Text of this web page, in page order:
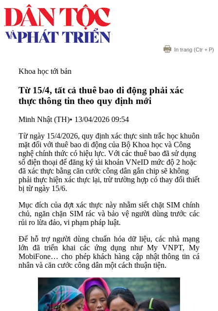
In trang (Ctr + P)
Khoa học tới bản
Từ 15/4, tất cả thuê bao di động phải xác
thực thông tin theo quy định mới
Minh Nhật (TH)• 13/04/2026 09:54
Từ ngày 15/4/2026, quy định xác thực sinh trắc học khuôn
mặt đối với thuê bao di động của Bộ Khoa học và Công
nghệ chính thức có hiệu lực. Với các thuê bao đã sử dụng
số điện thoại để đăng ký tài khoản VNeID mức độ 2 hoặc
đã xác thực bằng căn cước công dân gắn chip sẽ không
phải thực hiện xác thực lại, trừ trường hợp có thay đổi thiết
bị từ ngày 15/6.
Mục đích của đợt xác thực này nhằm siết chặt SIM chính
chủ, ngăn chặn SIM rác và bảo vệ người dùng trước các
rủi ro lừa đảo, vi phạm pháp luật.
Để hỗ trợ người dùng chuẩn hóa dữ liệu, các nhà mạng
lớn đã triển khai các ứng dụng như My VNPT, My
MobiFone… cho phép khách hàng cập nhật thông tin cá
nhân và căn cước công dân một cách thuận tiện.